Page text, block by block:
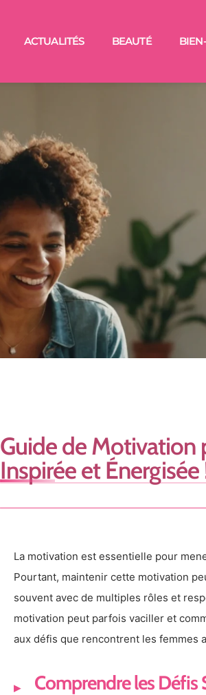
ACTUALITÉS BEAUTÉ
Guide de Motivation
Inspirée et Énergisée
La motivation est essentielle pour
Pourtant, maintenir cette motivation
souvent avec de multiples rôles et
motivation peut parfois vaciller et
aux défis que rencontrent les femmes
Comprendre les Défis